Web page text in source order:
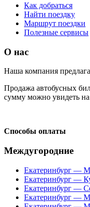
Как добраться
Найти поездку
Маршрут поездки
Полезные сервисы
О нас
Наша компания
Продажа автобусных
сумму можно увидеть на
Способы оплаты
Междугородние
Екатеринбург —
Екатеринбург —
Екатеринбург —
Екатеринбург —